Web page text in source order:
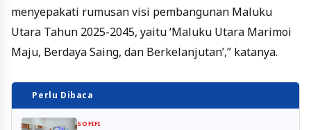
menyepakati rumusan visi pembangunan Maluku
Utara Tahun 2025-2045, yaitu ‘Maluku Utara Marimoi
Maju, Berdaya Saing, dan Berkelanjutan’,” katanya.
Perlu Dibaca
SOFIFI